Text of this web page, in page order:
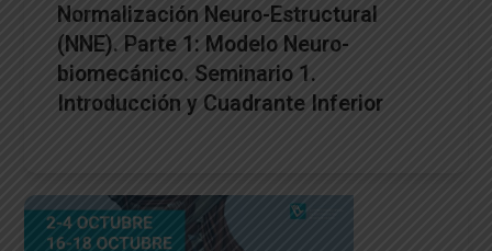
Normalización Neuro-Estructural
(NNE). Parte 1: Modelo Neuro-
biomecánico. Seminario 1.
Introducción y Cuadrante Inferior